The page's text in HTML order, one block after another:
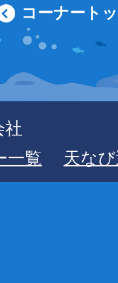
コーナート
社
一覧
天な